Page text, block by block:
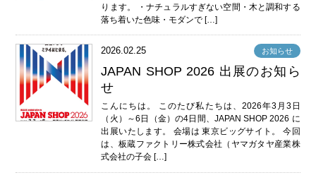
ります。 ・ナチュラルすぎない空間・木と調和する
落ち着いた色味・モダンで […]
2026.02.25 お知らせ
JAPAN SHOP 2026 出展のお知ら
せ
こんにちは。 このたび私たちは、2026年3月3日
（火）～6日（金）の4日間、JAPAN SHOP 2026 に
出展いたします。 会場は 東京ビッグサイト。 今回
は、板蔵ファクトリー株式会社（ヤマガタヤ産業株
式会社の子会 […]